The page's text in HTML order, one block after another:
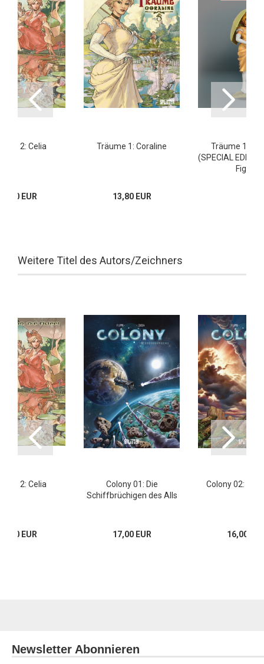
2: Celia
EUR
Träume 1: Coraline
13,80 EUR
Träume 1:
(SPECIAL
Figur)
Weitere Titel des Autors/Zeichners
2: Celia
EUR
Colony 01: Die
Schiffbrüchigen des Alls
17,00 EUR
Colony 02:
16,00
Newsletter Abonnieren